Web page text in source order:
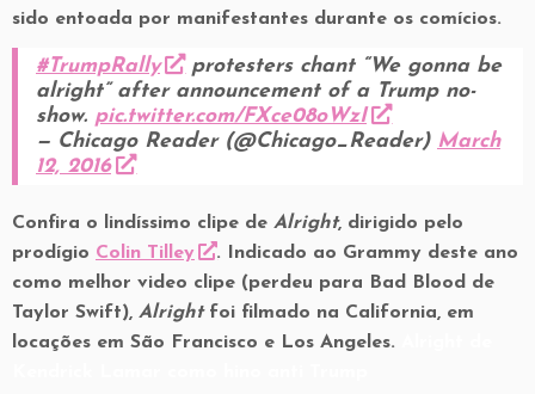
sido entoada por manifestantes durante os comícios.
#TrumpRally
protesters chant “We gonna be
alright” after announcement of a Trump no-
show. pic.twitter.com/FXce08oWzI
— Chicago Reader (@Chicago_Reader) March
12, 2016
Confira o lindíssimo clipe de Alright, dirigido pelo
prodígio Colin Tilley
. Indicado ao Grammy deste ano
como melhor video clipe (perdeu para Bad Blood de
Taylor Swift), Alrightfoi filmado na California, em
locações em São Francisco e Los Angeles.